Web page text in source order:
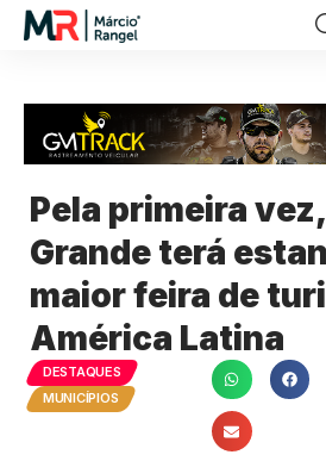
Pela primeira
Grande terá
maior feira de
América Latina
DESTAQUES
MUNICÍPIOS